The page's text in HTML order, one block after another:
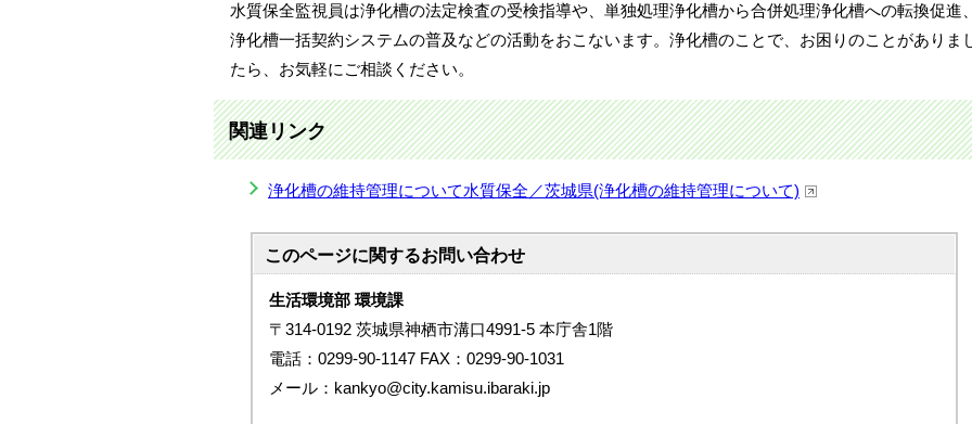
水質保全監視員は浄化槽の法定検査の受検指導や、単独処理浄化槽から合併処理浄化槽への転換促進
浄化槽一括契約システムの普及などの活動をおこないます。浄化槽のことで、お困りのことがありま
たら、お気軽にご相談ください。
関連リンク
浄化槽の維持管理について水質保全／茨城県(浄化槽の維持管理について)
このページに関するお問い合わせ
生活環境部 環境課
〒314-0192 茨城県神栖市溝口4991-5 本庁舎1階
電話：0299-90-1147 FAX：0299-90-1031
メール：kankyo@city.kamisu.ibaraki.jp